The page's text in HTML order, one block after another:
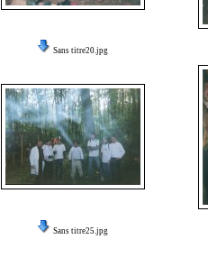
Sans titre20.jpg
Sans titre25.jpg